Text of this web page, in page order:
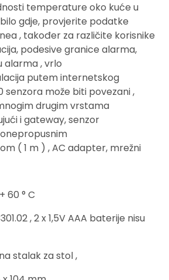
temperature oko kuće u
gdje, provjerite podatke
, također za različite korisnike
, podesive granice alarma,
alarma , vrlo
putem internetskog
senzora može biti povezani ,
drugim vrstama
i gateway, senzor
( 1 m ) , AC adapter, mrežni
60 ° C
, 2 x 1,5V AAA baterije nisu
stalak za stol ,